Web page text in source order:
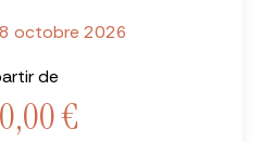
octobre 2026
de
€